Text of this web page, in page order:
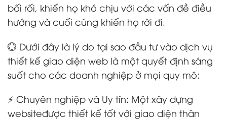
bối rối, khiến họ khó chịu với các vấn đề điều
hướng và cuối cùng khiến họ rời đi.
💮 Dưới đây là lý do tại sao đầu tư vào dịch vụ
thiết kế giao diện web là một quyết định sáng
suốt cho các doanh nghiệp ở mọi quy mô:
⚡ Chuyên nghiệp và Uy tín: Một xây dựng
websiteđược thiết kế tốt với giao diện thân